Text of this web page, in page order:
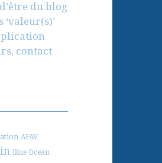
du blog
‘valeur(s)’
contact
AFAV
Blue Ocean